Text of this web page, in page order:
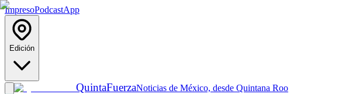
ImpresoPodcastApp
Edición
QuintaFuerzaNoticias de México, desde Quintana Roo